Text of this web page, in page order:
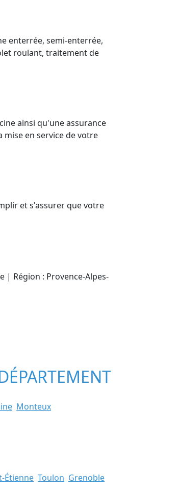
enterrée, semi-enterrée,
roulant, traitement de
ainsi qu'une assurance
en service de votre
et s'assurer que votre
| Région : Provence-Alpes-
Monteux
Étienne Toulon Grenoble